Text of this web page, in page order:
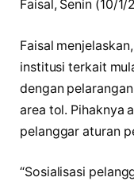
Faisal, Senin (10/1/
Faisal
institusi terkait
dengan
area tol. Pihaknya
pelanggar aturan
“Sosialisasi